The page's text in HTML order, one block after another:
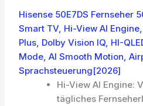
Hisense 50E7DS Fernseher
Smart TV, Hi-View AI
Plus, Dolby Vision IQ, HI-
Mode, AI Smooth Motion,
Sprachsteuerung[2026]
Hi-View AI Engine:
tägliches